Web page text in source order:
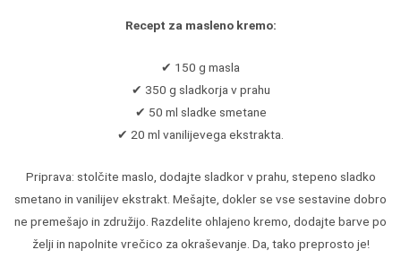
Recept za masleno kremo:
✔ 150 g masla
✔ 350 g sladkorja v prahu
✔ 50 ml sladke smetane
✔ 20 ml vanilijevega ekstrakta.
Priprava: stolčite maslo, dodajte sladkor v prahu, stepeno sladko
smetano in vanilijev ekstrakt. Mešajte, dokler se vse sestavine dobro
ne premešajo in združijo. Razdelite ohlajeno kremo, dodajte barve po
želji in napolnite vrečico za okraševanje. Da, tako preprosto je!